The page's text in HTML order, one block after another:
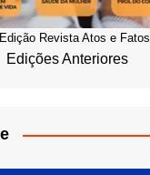
Revista Atos e Fatos
Edições Anteriores